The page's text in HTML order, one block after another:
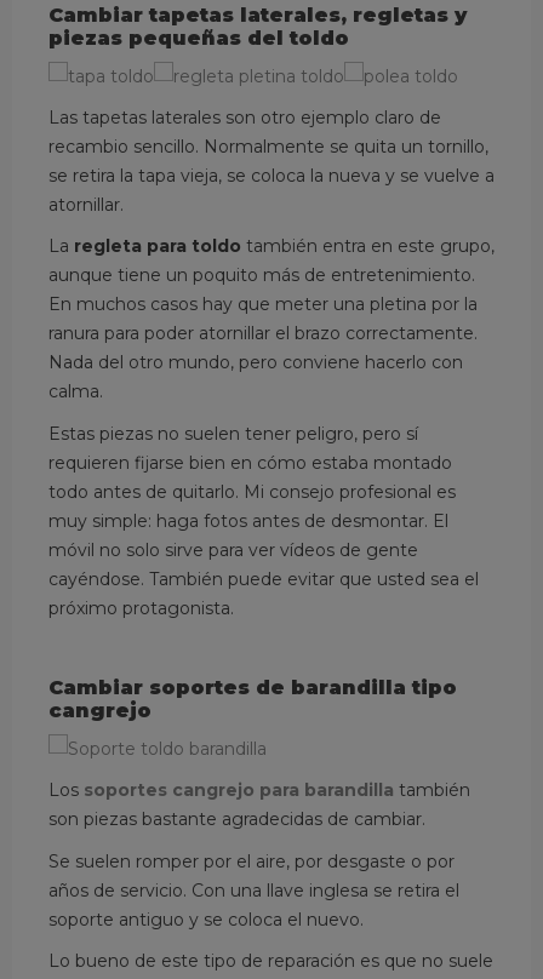
Cambiar tapetas laterales, regletas y
piezas pequeñas del toldo
Las tapetas laterales son otro ejemplo claro de
recambio sencillo. Normalmente se quita un tornillo,
se retira la tapa vieja, se coloca la nueva y se vuelve a
atornillar.
La regleta para toldo también entra en este grupo,
aunque tiene un poquito más de entretenimiento.
En muchos casos hay que meter una pletina por la
ranura para poder atornillar el brazo correctamente.
Nada del otro mundo, pero conviene hacerlo con
calma.
Estas piezas no suelen tener peligro, pero sí
requieren fijarse bien en cómo estaba montado
todo antes de quitarlo. Mi consejo profesional es
muy simple: haga fotos antes de desmontar. El
móvil no solo sirve para ver vídeos de gente
cayéndose. También puede evitar que usted sea el
próximo protagonista.
Cambiar soportes de barandilla tipo
cangrejo
Los soportes cangrejo para barandilla también
son piezas bastante agradecidas de cambiar.
Se suelen romper por el aire, por desgaste o por
años de servicio. Con una llave inglesa se retira el
soporte antiguo y se coloca el nuevo.
Lo bueno de este tipo de reparación es que no suele